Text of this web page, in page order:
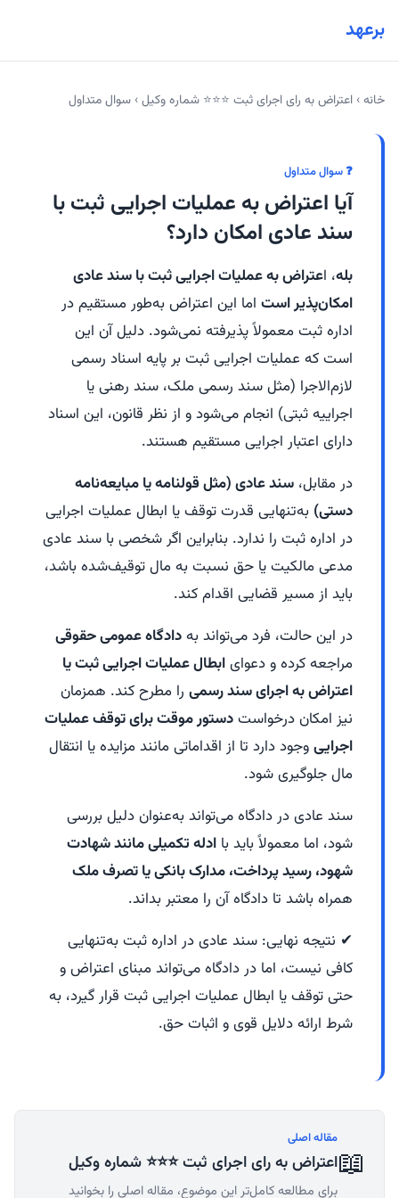
برعهد
خانه› اعتراض به رای اجرای ثبت ⭐⭐⭐ شماره وکیل› سوال متداول
❓ سوال متداول
آیا اعتراض به عملیات اجرایی ثبت با
سند عادی امکان دارد؟
بله، اعتراض به عملیات اجرایی ثبت با سند عادی
امکان‌پذیر است اما این اعتراض به‌طور مستقیم در
اداره ثبت معمولاً پذیرفته نمی‌شود. دلیل آن این
است که عملیات اجرایی ثبت بر پایه اسناد رسمی
لازم‌الاجرا (مثل سند رسمی ملک، سند رهنی یا
اجراییه ثبتی) انجام می‌شود و از نظر قانون، این اسناد
دارای اعتبار اجرایی مستقیم هستند.
در مقابل، سند عادی (مثل قولنامه یا مبایعه‌نامه
دستی) به‌تنهایی قدرت توقف یا ابطال عملیات اجرایی
در اداره ثبت را ندارد. بنابراین اگر شخصی با سند عادی
مدعی مالکیت یا حق نسبت به مال توقیف‌شده باشد،
باید از مسیر قضایی اقدام کند.
در این حالت، فرد می‌تواند بهدادگاه عمومی حقوقی
مراجعه کرده و دعوایابطال عملیات اجرایی ثبت یا
اعتراض به اجرای سند رسمی را مطرح کند. همزمان
نیز امکان درخواستدستور موقت برای توقف عملیات
اجراییوجود دارد تا از اقداماتی مانند مزایده یا انتقال
مال جلوگیری شود.
سند عادی در دادگاه می‌تواند به‌عنوان دلیل بررسی
شود، اما معمولاً باید با ادله تکمیلی مانند شهادت
شهود، رسید پرداخت، مدارک بانکی یا تصرف ملک
همراه باشد تا دادگاه آن را معتبر بداند.
✔ نتیجه نهایی: سند عادی در اداره ثبت به‌تنهایی
کافی نیست، اما در دادگاه می‌تواند مبنای اعتراض و
حتی توقف یا ابطال عملیات اجرایی ثبت قرار گیرد، به
شرط ارائه دلایل قوی و اثبات حق.
📖
مقاله اصلی
اعتراض به رای اجرای ثبت ⭐⭐⭐ شماره وکیل
برای مطالعه کامل‌تر این موضوع، مقاله اصلی را بخوانید